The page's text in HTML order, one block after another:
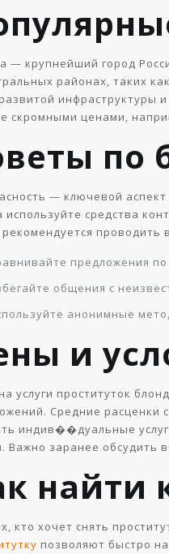
— крупнейший город
районах, таких
инфраструктуры
скромными ценами,
по
— ключевой
используйте средства
предложения
общения с
анонимные
и
услуги проституток
Средние расценки
индив��дуальные
Важно заранее обсудить
найти
кто хочет снять
позволяют быстро